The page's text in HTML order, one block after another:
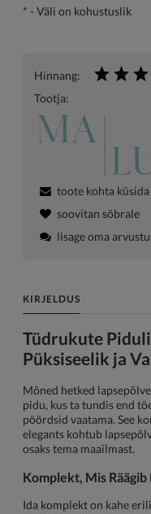
* - Väli on kohustuslik
Hinnang:
Tootja:
toote kohta küsida
soovitan sõbrale
lisage oma
KIRJELDUS
Tüdrukute
Püksiseelik ja
Mõned hetked
pidu, kus ta tundis end
pöördsid vaatama. See
elegants kohtub
osaks tema maailmast.
Komplekt, Mis
Ida komplekt on kahe